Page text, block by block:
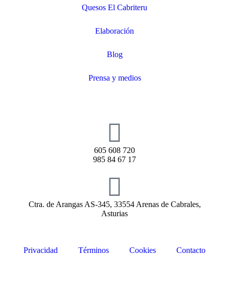
Quesos El Cabriteru
Elaboración
Blog
Prensa y medios
605 608 720
985 84 67 17
Ctra. de Arangas AS-345, 33554 Arenas de Cabrales,
Asturias
Privacidad Términos Cookies Contacto